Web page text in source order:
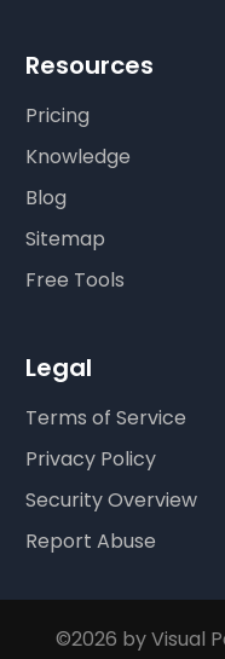
Resources
Pricing
Knowledge
Blog
Sitemap
Free Tools
Legal
Terms of Service
Privacy Policy
Security Overview
Report Abuse
©2026 by Visual